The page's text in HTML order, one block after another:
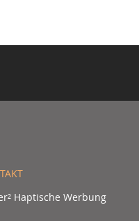
Haptische Werbung